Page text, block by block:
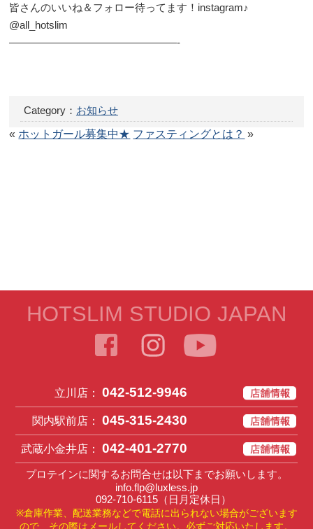
皆さんのいいね＆フォロー待ってます！instagram♪
@all_hotslim
————————————————-
Category： お知らせ
« ホットガール募集中★ ファスティングとは？ »
HOTSLIM STUDIO JAPAN
立川店： 042-512-9946
関内駅前店： 045-315-2430
武蔵小金井店： 042-401-2770
プロテインに関するお問合せは以下までお願いします。
info.flp@luxless.jp
092-710-6115（日月定休日）
※倉庫作業、配送業務などで電話に出られない場合がございます
ので、その際はメールしてください。必ずご対応いたします。